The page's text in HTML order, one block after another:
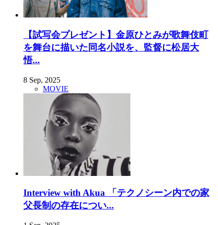
【試写会プレゼント】金原ひとみが歌舞伎町
を舞台に描いた同名小説を、監督に松居大
悟...
8 Sep, 2025
MOVIE
Interview with Akua 「テクノシーン内での家
父長制の存在につい...